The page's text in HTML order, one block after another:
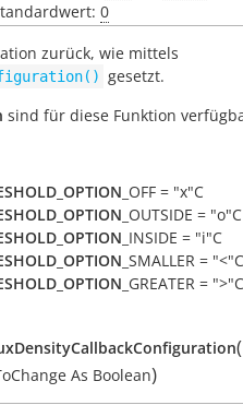
0
zurück, wie mittels
gesetzt.
sind für diese Funktion
_OFF = "x"C
_OUTSIDE = "o"C
_INSIDE = "i"C
_SMALLER = "<"C
_GREATER = ">"C
(
As Boolean)